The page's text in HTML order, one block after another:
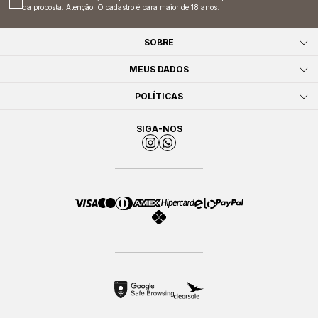
da proposta. Atenção: O cadastro é para maior de 18 anos.
SOBRE
MEUS DADOS
POLÍTICAS
SIGA-NOS